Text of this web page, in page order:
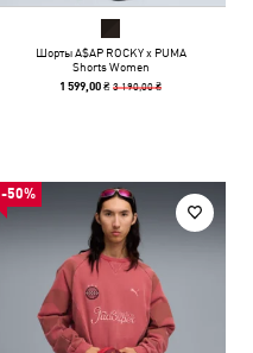
Шорты A$AP ROCKY x PUMA
Shorts Women
1 599,00 ₴3 190,00 ₴
-50%